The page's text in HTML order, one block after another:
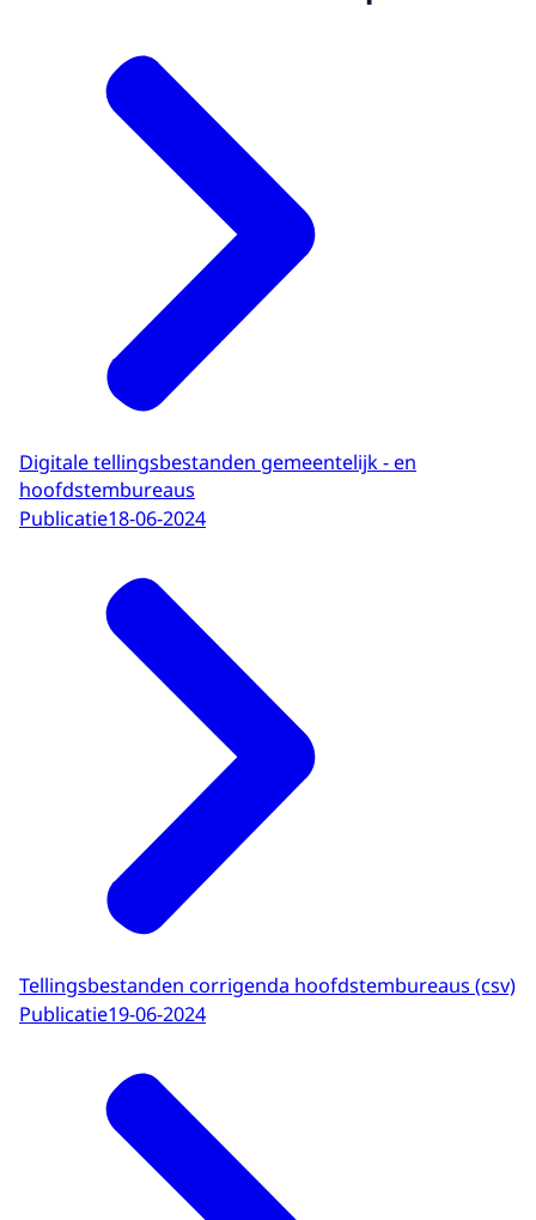
Digitale tellingsbestanden gemeentelijk - en
hoofdstembureaus
Publicatie18-06-2024
Tellingsbestanden corrigenda hoofdstembureaus (csv)
Publicatie19-06-2024